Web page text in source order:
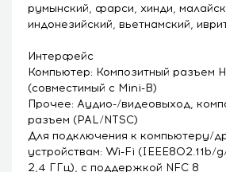
румынский, фарси, хинди,
индонезийский, вьетнамский,
Интерфейс
Компьютер: Композитный разъем
(совместимый с Mini-B)
Прочее: Аудио-/видеовыход,
разъем (PAL/NTSC)
Для подключения к компьютеру/
устройствам: Wi-Fi (IEEE802.11b/
2,4 ГГц), с поддержкой NFC 8